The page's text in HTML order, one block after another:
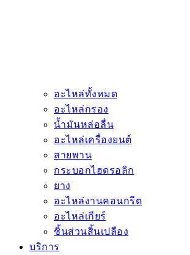
อะไหล่ทั้งหมด
อะไหล่กรอง
น้ำมันหล่อลื่น
อะไหล่เครื่องยนต์
สายพาน
กระบอกไฮดรอลิก
ยาง
อะไหล่งานคอนกรีต
อะไหล่เกียร์
ชิ้นส่วนสิ้นเปลือง
บริการ